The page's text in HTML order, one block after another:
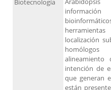
localización
alineamiento
intención de
que generan
están
Biotecnología